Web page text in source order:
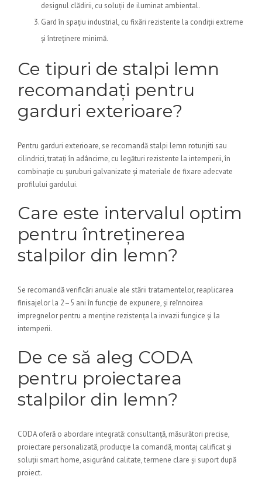
designul clădirii, cu soluții de iluminat ambiental.
Gard în spațiu industrial, cu fixări rezistente la condiții extreme
și întreținere minimă.
Ce tipuri de stalpi lemn
recomandați pentru
garduri exterioare?
Pentru garduri exterioare, se recomandă stalpi lemn rotunjiti sau
cilindrici, tratați în adâncime, cu legături rezistente la intemperii, în
combinație cu șuruburi galvanizate și materiale de fixare adecvate
profilului gardului.
Care este intervalul optim
pentru întreținerea
stalpilor din lemn?
Se recomandă verificări anuale ale stării tratamentelor, reaplicarea
finisajelor la 2–5 ani în funcție de expunere, și reînnoirea
impregnelor pentru a menține rezistența la invazii fungice și la
intemperii.
De ce să aleg CODA
pentru proiectarea
stalpilor din lemn?
CODA oferă o abordare integrată: consultanță, măsurători precise,
proiectare personalizată, producție la comandă, montaj calificat și
soluții smart home, asigurând calitate, termene clare și suport după
proiect.